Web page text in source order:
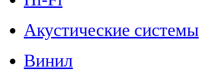
Акустические системы
Винил